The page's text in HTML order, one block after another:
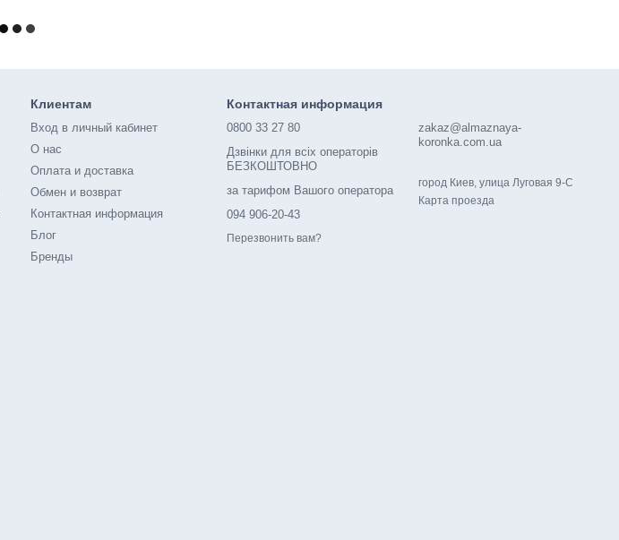
Клиентам
Вход в личный кабинет
О нас
Оплата и доставка
Обмен и возврат
Контактная информация
Блог
Бренды
Контактная информация
0800 33 27 80
Дзвінки для всіх операторів
БЕЗКОШТОВНО
за тарифом Вашого оператора
094 906-20-43
Перезвонить вам?
zakaz@almaznaya-
koronka.com.ua
город Киев, улица Луговая 9-С
Карта проезда